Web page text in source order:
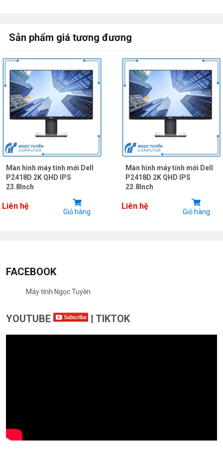
Sản phẩm giá tương đương
Màn hình máy tính mới Dell
P2418D 2K QHD IPS
23.8Inch
Liên hệ
Giỏ hàng
Màn hình máy tính mới Dell
P2418D 2K QHD IPS
23.8Inch
Liên hệ
Giỏ hàng
FACEBOOK
Máy tính Ngọc Tuyền
YOUTUBE | TIKTOK